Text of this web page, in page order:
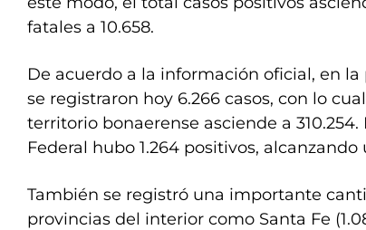
fatales a 10.658.
De acuerdo a la información oficial, en
se registraron hoy 6.266 casos, con lo
territorio bonaerense asciende a
Federal hubo 1.264 positivos, alcanzando
También se registró una importante
provincias del interior como Santa Fe